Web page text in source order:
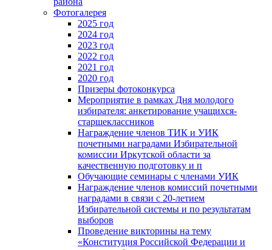
Фотогалерея
2025 год
2024 год
2023 год
2022 год
2021 год
2020 год
Призеры фотоконкурса
Мероприятие в рамках Дня молодого
избирателя: анкетирование учащихся-
старшеклассников
Награждение членов ТИК и УИК
почетными наградами Избирательной
комиссии Иркутской области за
качественную подготовку и п
Обучающие семинары с членами УИК
Награждение членов комиссий почетными
наградами в связи с 20-летием
Избирательной системы и по результатам
выборов
Проведение викторины на тему
«Конституция Российской Федерации и